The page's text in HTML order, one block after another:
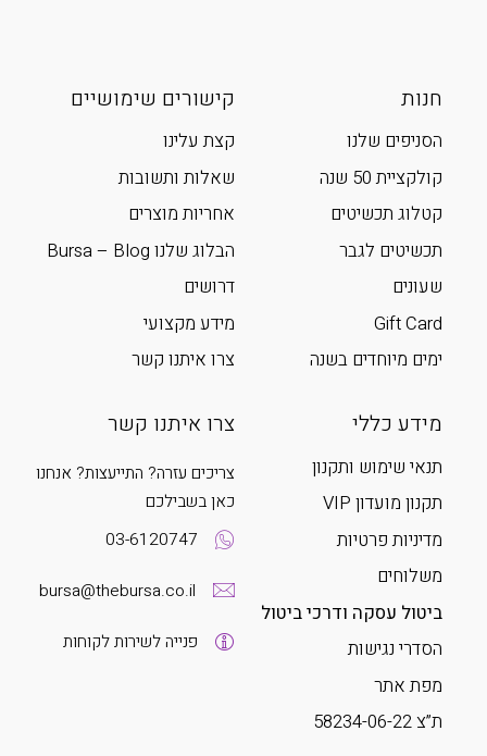
חנות
הסניפים שלנו
קולקציית 50 שנה
קטלוג תכשיטים
תכשיטים לגבר
שעונים
Gift Card
ימים מיוחדים בשנה
קישורים שימושיים
קצת עלינו
שאלות ותשובות
אחריות מוצרים
הבלוג שלנו Bursa – Blog
דרושים
מידע מקצועי
צרו איתנו קשר
מידע כללי
תנאי שימוש ותקנון
תקנון מועדון VIP
מדיניות פרטיות
משלוחים
ביטול עסקה ודרכי ביטול
הסדרי נגישות
מפת אתר
ת”צ 58234-06-22
צרו איתנו קשר
צריכים עזרה? התייעצות? אנחנו
כאן בשבילכם
03-6120747
bursa@thebursa.co.il
פנייה לשירות לקוחות